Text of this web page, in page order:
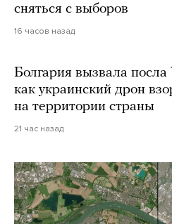
сняться с выборов
16 часов назад
Болгария вызвала
как украинский дрон
на территории страны
21 час назад